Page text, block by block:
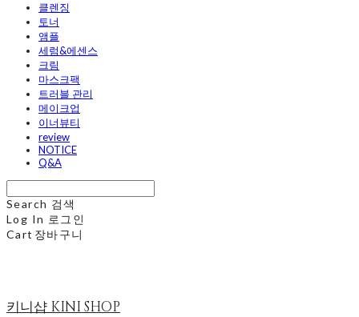
클렌징
토너
앰플
세럼&에센스
크림
마스크팩
트러블 관리
메이크업
이너뷰티
review
NOTICE
Q&A
Search 검색
Log In 로그인
Cart 장바구니
키니샵 KINI SHOP